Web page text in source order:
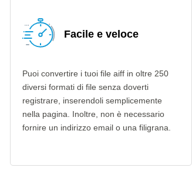
Facile e veloce
Puoi convertire i tuoi file aiff in oltre 250
diversi formati di file senza doverti
registrare, inserendoli semplicemente
nella pagina. Inoltre, non è necessario
fornire un indirizzo email o una filigrana.